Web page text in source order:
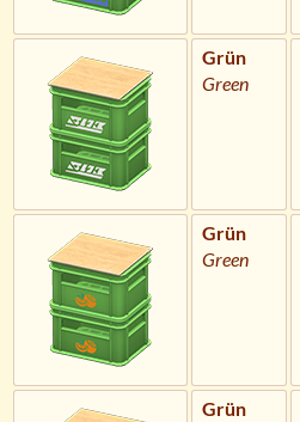
Grün
Green
Grün
Green
Grün